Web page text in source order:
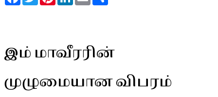
இம் மாவீரரின்
முழுமையான விபரம்